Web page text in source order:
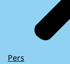
Pers